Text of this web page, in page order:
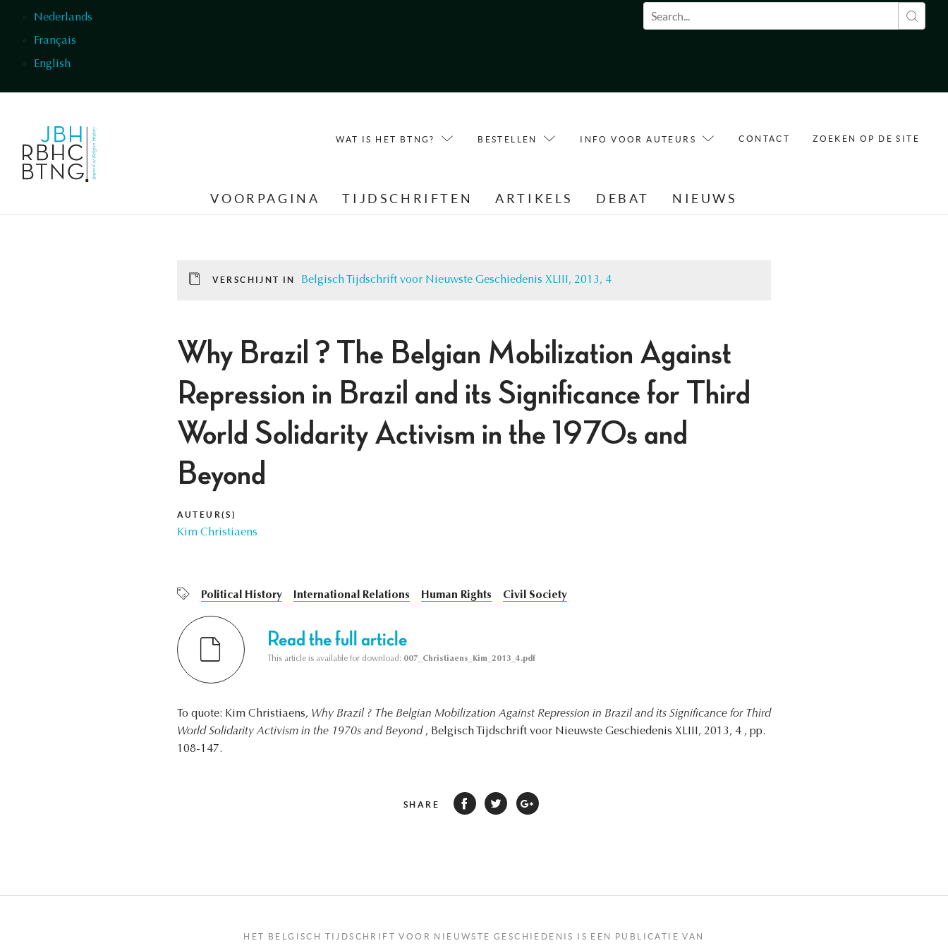
Nederlands
Français
English
Zoekveld
WAT IS HET BTNG? BESTELLEN INFO VOOR AUTEURS CONTACT ZOEKEN OP DE SITE
VOORPAGINA TIJDSCHRIFTEN ARTIKELS DEBAT NIEUWS
VERSCHIJNT IN Belgisch Tijdschrift voor Nieuwste Geschiedenis XLIII, 2013, 4
Why Brazil ? The Belgian Mobilization Against
Repression in Brazil and its Significance for Third
World Solidarity Activism in the 1970s and
Beyond
AUTEUR(S)
Kim Christiaens
Political History International Relations Human Rights Civil Society
Read the full article
This article is available for download: 007_Christiaens_Kim_2013_4.pdf
To quote: Kim Christiaens, Why Brazil ? The Belgian Mobilization Against Repression in Brazil and its Significance for Third
World Solidarity Activism in the 1970s and Beyond , Belgisch Tijdschrift voor Nieuwste Geschiedenis XLIII, 2013, 4 , pp.
108-147.
SHARE
HET BELGISCH TIJDSCHRIFT VOOR NIEUWSTE GESCHIEDENIS IS EEN PUBLICATIE VAN